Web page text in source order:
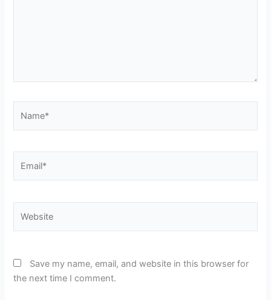
Save my name, email, and website in this browser for
the next time I comment.